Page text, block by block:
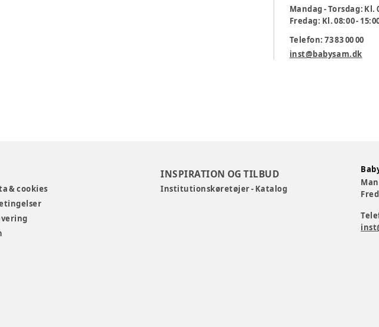
Mandag - Torsdag: Kl.
Fredag: Kl. 08:00 -
Telefon: 73 83 00 00
inst@babysam.dk
& cookies
INSPIRATION OG TILBUD
Institutionskøretøjer - Katalog